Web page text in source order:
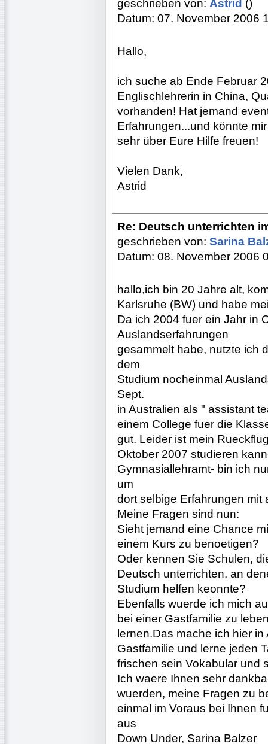
geschrieben von: Astrid ()
Datum: 07. November 2006
Hallo,
ich suche ab Ende Februar
Englischlehrerin in China,
vorhanden! Hat jemand
Erfahrungen...und könnte
sehr über Eure Hilfe freuen!
Vielen Dank,
Astrid
Re: Deutsch unterrichten
geschrieben von: Sarina
Datum: 08. November 2006
hallo,ich bin 20 Jahre alt,
Karlsruhe (BW) und habe
Da ich 2004 fuer ein Jahr in
Auslandserfahrungen
gesammelt habe, nutzte ich
dem
Studium nocheinmal
Sept.
in Australien als " assistant
einem College fuer die
gut. Leider ist mein
Oktober 2007 studieren
Gymnasiallehramt- bin ich
um
dort selbige Erfahrungen mit
Meine Fragen sind nun:
Sieht jemand eine Chance
einem Kurs zu benoetigen?
Oder kennen Sie Schulen,
Deutsch unterrichten, an
Studium helfen keonnte?
Ebenfalls wuerde ich mich
bei einer Gastfamilie zu
lernen.Das mache ich hier
Gastfamilie und lerne jeden
frischen sein Vokabular und
Ich waere Ihnen sehr
wuerden, meine Fragen zu
einmal im Voraus bei Ihnen
aus
Down Under, Sarina Balzer